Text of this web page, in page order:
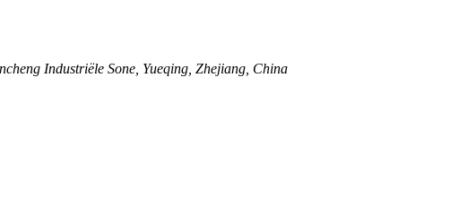
Industriële Sone, Yueqing, Zhejiang, China